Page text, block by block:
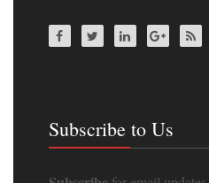
Subscribe to Us